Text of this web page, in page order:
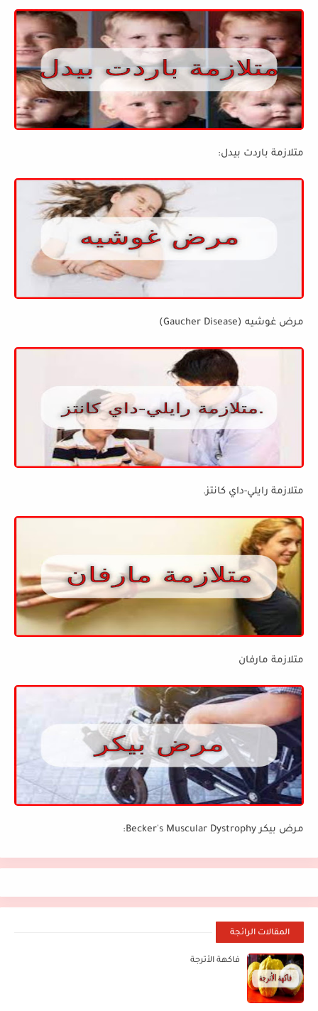
متلازمة باردت بيدل:
مرض غوشيه (Gaucher Disease)
متلازمة رايلي-داي كانتز.
متلازمة مارفان
مرض بيكر Becker's Muscular Dystrophy:
المقالات الرائجة
فاكهة الأترجة